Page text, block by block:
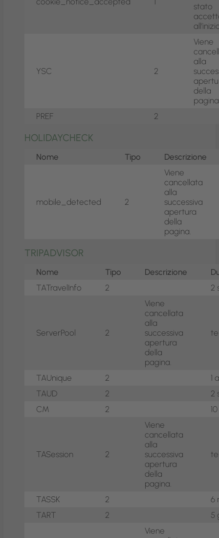
stato
YSC 2
Viene
alla
della
PREF
2
HOLIDAYCHECK
Nome Tipo Descrizione
mobile_detected 2
Viene
cancellata
alla
successiva
apertura
della
pagina.
TRIPADVISOR
Nome Tipo Descrizione
TATravelInfo
2 2
ServerPool 2
Viene
cancellata
alla
successiva
apertura
della
pagina.
TAUnique 2
1
TAUD
2
2
CM
2
TASession 2
Viene
cancellata
alla
successiva
apertura
della
pagina.
TASSK 2
6
TART
2 5
Viene